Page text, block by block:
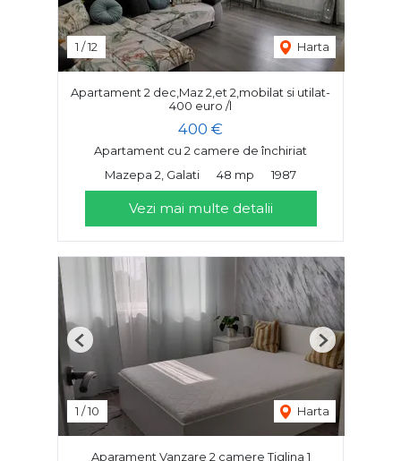
1 /12 Harta
Apartament 2 dec,Maz 2,et 2,mobilat si utilat-
400 euro /l
400 €
Apartament cu 2 camere de închiriat
Mazepa 2, Galati
48 mp 1987
Vezi mai multe detalii
1 /10 Harta
Previous Next
Aparament Vanzare 2 camere Tiglina 1